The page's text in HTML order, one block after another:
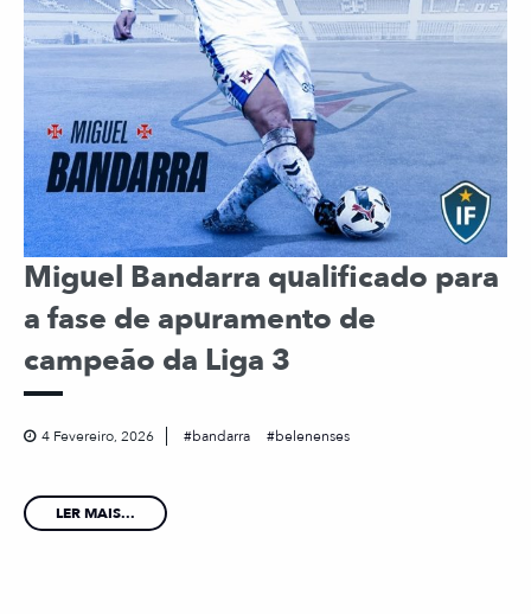
Miguel Bandarra qualificado para
a fase de apuramento de
campeão da Liga 3
4 Fevereiro, 2026 bandarra belenenses
LER MAIS...